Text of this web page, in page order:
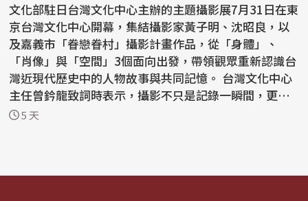
文化部駐日台灣文化中心主辦的主題攝影展7月31日在東
京台灣文化中心開幕，集結攝影家黃子明、沈昭良，以
及嘉義市「眷戀眷村」攝影計畫作品，從「身體」、
「肖像」與「空間」3個面向出發，帶領觀眾重新認識台
灣近現代歷史中的人物故事與共同記憶。 台灣文化中心
主任曾鈐龍致詞時表示，攝影不只是記錄一瞬間，更能
保存一...
5 天